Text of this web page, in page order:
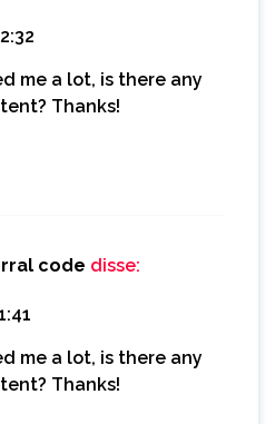
me a lot, is there any
Thanks!
code disse:
me a lot, is there any
Thanks!